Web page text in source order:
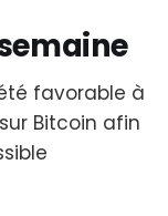
favorable à
Bitcoin afin